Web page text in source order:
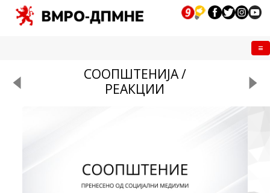
СООПШТЕНИЈА /
РЕАКЦИИ